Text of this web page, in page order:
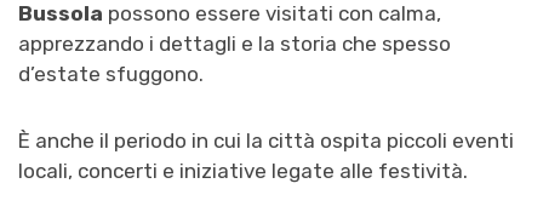
Bussola possono essere visitati con calma,
apprezzando i dettagli e la storia che spesso
d’estate sfuggono.
È anche il periodo in cui la città ospita piccoli eventi
locali, concerti e iniziative legate alle festività.